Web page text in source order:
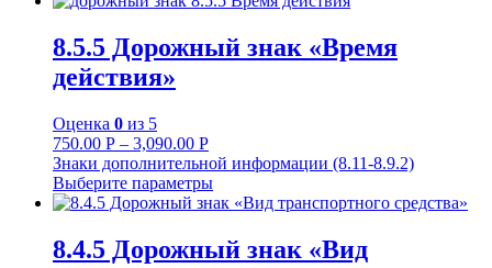
8.5.5 Дорожный знак «Время
действия»
Оценка 0 из 5
750.00 Р – 3,090.00 Р
Знаки дополнительной информации (8.11-8.9.2)
Выберите параметры
8.4.5 Дорожный знак «Вид